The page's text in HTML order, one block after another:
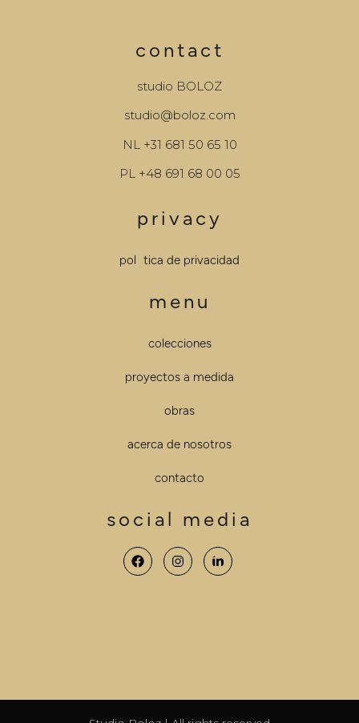
contact
studio BOLOZ
studio@boloz.com
NL +31 681 50 65 10
PL +48 691 68 00 05
privacy
política de privacidad
menu
colecciones
proyectos a medida
obras
acerca de nosotros
contacto
social media